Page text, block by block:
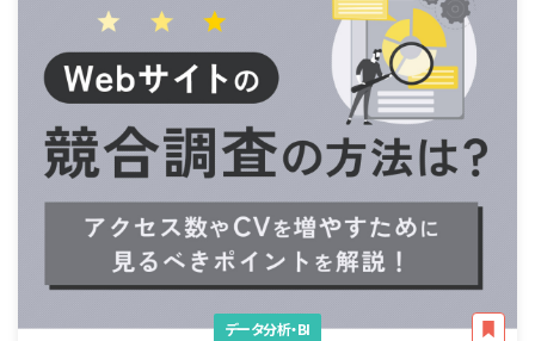
データ分析・BI